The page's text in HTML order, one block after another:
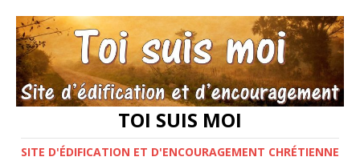
TOI SUIS MOI
SITE D'ÉDIFICATION ET D'ENCOURAGEMENT CHRÉTIENNE